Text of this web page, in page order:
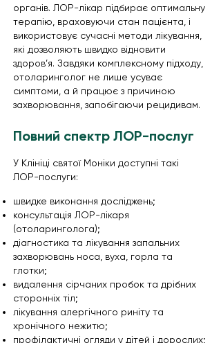
органів. ЛОР-лікар підбирає оптимальну
терапію, враховуючи стан пацієнта, і
використовує сучасні методи лікування,
які дозволяють швидко відновити
здоров’я. Завдяки комплексному підходу,
отоларинголог не лише усуває
симптоми, а й працює з причиною
захворювання, запобігаючи рецидивам.
Повний спектр ЛОР-послуг
У Клініці святої Моніки доступні такі
ЛОР-послуги:
швидке виконання досліджень;
консультація ЛОР-лікаря
(отоларинголога);
діагностика та лікування запальних
захворювань носа, вуха, горла та
глотки;
видалення сірчаних пробок та дрібних
сторонніх тіл;
лікування алергічного риніту та
хронічного нежитю;
профілактичні огляди у дітей і дорослих;